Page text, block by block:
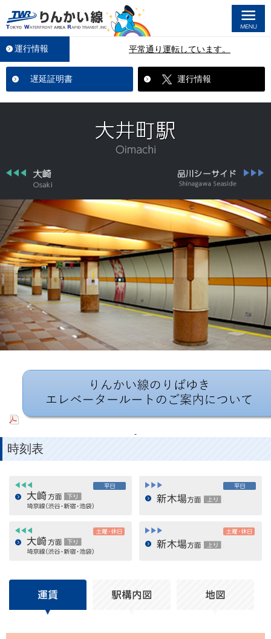
運行情報 平常通り運転しています。
遅延証明書 運行情報
前へ 品川シ
時刻表
大崎方面 埼京線（渋谷・新宿・池袋）下り
大崎方面 埼京線（渋谷・新宿・池袋）下り
土曜・休日